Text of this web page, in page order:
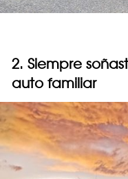
2. Siempre
auto familiar